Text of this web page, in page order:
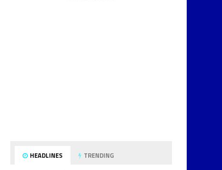
HEADLINES TRENDING